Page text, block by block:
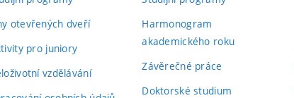
otevřených dveří
pro juniory
vzdělávání
Harmonogram
akademického roku
Závěrečné práce
Doktorské studium